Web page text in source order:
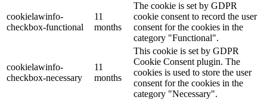
cookielawinfo-
checkbox-functional
11
months
The cookie is set by GDPR
cookie consent to record the user
consent for the cookies in the
category "Functional".
cookielawinfo-
checkbox-necessary
11
months
This cookie is set by GDPR
Cookie Consent plugin. The
cookies is used to store the user
consent for the cookies in the
category "Necessary".